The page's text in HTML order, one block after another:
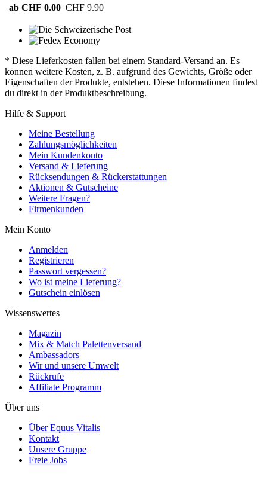
ab CHF 0.00 CHF 9.90
* Diese Lieferkosten fallen bei einem Standard-Versand an. Es
können weitere Kosten, z. B. aufgrund des Gewichts, Größe oder
Eigenschaften der Produkte, entstehen. Diese Informationen findest
du direkt in der Produktbeschreibung.
Hilfe & Support
Meine Bestellung
Zahlungsmöglichkeiten
Mein Kundenkonto
Versand & Lieferung
Rücksendungen & Rückerstattungen
Aktionen & Gutscheine
Weitere Fragen?
Firmenkunden
Mein Konto
Anmelden
Registrieren
Passwort vergessen?
Wo ist meine Lieferung?
Gutschein einlösen
Wissenswertes
Magazin
Mix & Match Palettenversand
Ambassadors
Wir und unsere Umwelt
Rückrufe
Affiliate Programm
Über uns
Über Equus Vitalis
Kontakt
Unsere Gruppe
Freie Jobs